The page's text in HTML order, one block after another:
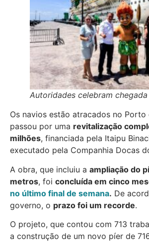
Autoridades celebram
Os navios estão atracados no Porto
passou por uma revitalização
milhões, financiada pela Itaipu
executado pela Companhia Docas
A obra, que incluiu a ampliação do
metros, foi concluída em cinco
no último final de semana. De
governo, o prazo foi um recorde.
O projeto, que contou com 713
a construção de um novo píer de